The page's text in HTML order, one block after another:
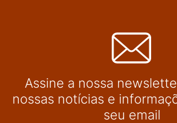
Assine a nossa
nossas notícias e
seu email